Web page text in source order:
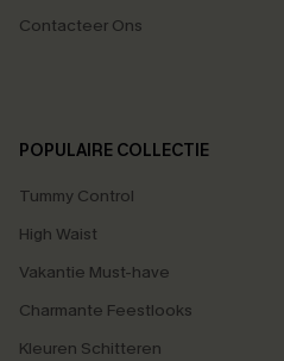
Contacteer Ons
POPULAIRE COLLECTIE
Tummy Control
High Waist
Vakantie Must-have
Charmante Feestlooks
Kleuren Schitteren